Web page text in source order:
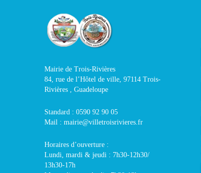
Mairie de Trois-Rivières
84, rue de l’Hôtel de ville, 97114 Trois-
Rivières , Guadeloupe
Standard : 0590 92 90 05
Mail : mairie@villetroisrivieres.fr
Horaires d’ouverture :
Lundi, mardi & jeudi : 7h30-12h30/
13h30-17h